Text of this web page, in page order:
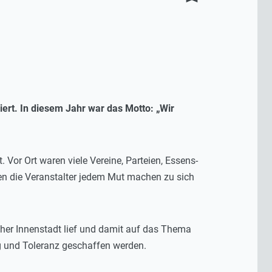
In diesem Jahr war das Motto: „Wir
Ort waren viele Vereine, Parteien, Essens-
die Veranstalter jedem Mut machen zu sich
Innenstadt lief und damit auf das Thema
Toleranz geschaffen werden.